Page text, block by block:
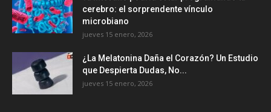
cerebro: el sorprendente vínculo
microbiano
jueves 15 enero, 2026
¿La Melatonina Daña el Corazón? Un Estudio
que Despierta Dudas, No...
jueves 15 enero, 2026